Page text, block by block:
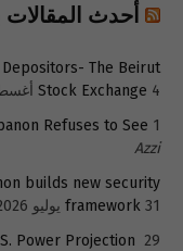
أحدث المقالات
Depositors- The Beirut
Stock Exchange 4 أغسطس 2026
Refuses to See 1 أغسطس 2026
Azzi
builds new security
framework 31 يوليو 2026
Power Projection 29 يوليو 2026